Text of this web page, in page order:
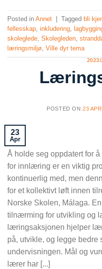
Posted in Annet | Tagged bli
fellesskap inkludering
skoleglede Skolegleden
læringsmiljø Ville dyr tema
POSTED ON 23
23
Apr
Å holde seg oppdatert for
for innlæring er en viktig
kontinuerlig med, men
for et kollektivt løft innen
Norske Skolen, Málaga.
tilnærming for utvikling og
læringsaksjonen hjelper
på, utvikle, og legge bedre
undervisningen. Mål og
lærer har [...]